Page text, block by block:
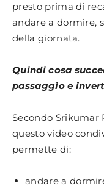
presto prima di
andare a dormire,
della giornata.
Quindi cosa
passaggio e
Secondo Srikumar
questo video
permette di:
andare a